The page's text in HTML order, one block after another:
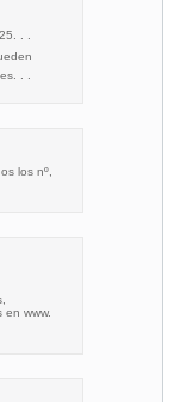
. .
. .
los nº,
www.